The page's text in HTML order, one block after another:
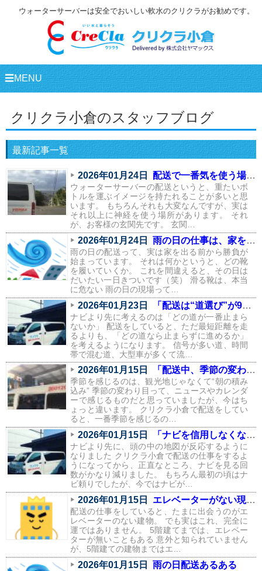
ウォーターサーバーは安全でおいしい軟水のクリクラがお勧めです。
☰MENU
クリクラ小倉のスタッフブログ
最新記事一覧
2026年01月24日 配送で一番気を使う場所は、実はここ
ウォーターサーバーの配送というと、重たいボ
トルを運ぶイメージを持たれることが多いと思
います。 もちろんそれも大変なんですが、実は
それ以上に神経を使う場所があります。 それ
が、お客様の玄関先です。 玄関…
2026年01月24日 雨の日の仕事は、家を出る前から始まっている
雨の日の配送って、実は家を出る前から勝負が
始まっています。 それは何かというと、どの靴
を履いていくか。 これを間違えると、その日は
だいたい一日きついです（笑） 滑る靴は、本当
に危ない 雨の日の現場って…
2026年01月23日 「配送は“道選び”が9割。信号と渋滞を避けるルートの話」
ナビより先に考えるのは「どの道が一番止まら
ないか」 配送をしていると、ただ最短距離を走
るよりも、「どの道なら止まらずに進めるか」
を考えるようになります。 信号が多い道、時間
帯で混む道、大型車が多くて流…
2026年01月15日 「配送中、季節の変わり目を一番感じるのはこの瞬間」
季節を感じるのは、観光地じゃなくて“朝の積み
込み” 季節の変わり目って、ニュースやカレンダ
ーで感じるものだと思っていましたが、今はち
ょっと違います。 クリクラ小倉で配送をしてい
ると、一番季節を感じるの…
2026年01月15日 「ナビを信用しなくなりました。配送で身についた“地元の勘”」
ナビより先に、頭の中の地図が反応するように
なりました クリクラ小倉で配送の仕事をするよ
うになってから、正直なところ、ナビを見る回
数がかなり減りました。 もちろん最初の頃はナ
ビ頼りでしたが、今ではナビが…
2026年01月15日 エレベーターがない現場あるある（配送員の本音つき）
配送の仕事をしていると、たまに出会うのがエ
レベーターのない建物。 でも実はこれ、完全に
運ではありません。 5階建てまでは、エレベー
ターが無いこともある 意外と知られていません
が、5階建ての建物まではエ…
2026年01月15日 雨の日配送あるある